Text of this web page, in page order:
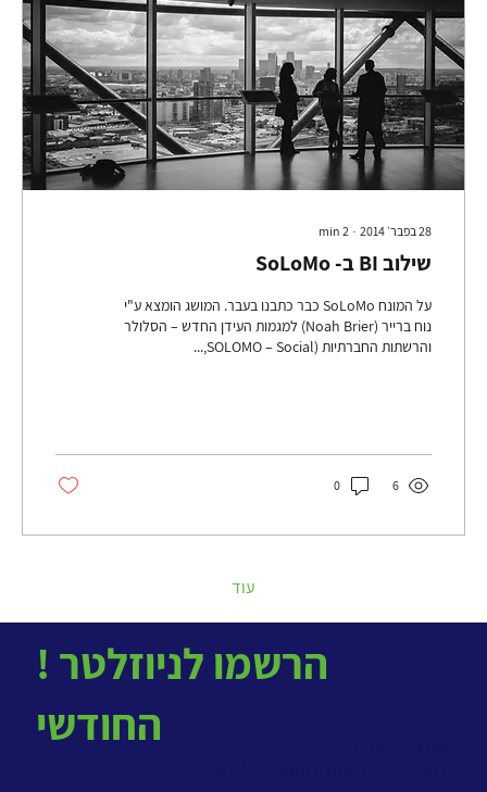
28 בפבר׳ 2014 ∙
2
min
שילוב BI ב- SoLoMo
על המונח SoLoMo כבר כתבנו בעבר. המושג הומצא ע"י
נוח ברייר (Noah Brier) למגמות העידן החדש – הסלולר
והרשתות החברתיות (SOLOMO – Social,...
6
0
עוד
! הרשמו לניוזלטר